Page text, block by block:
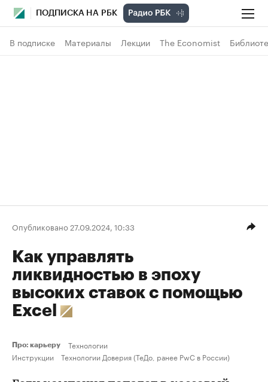
ПОДПИСКА НА РБК
В подписке Материалы Лекции The Economist
Опубликовано 27.09.2024, 10:33
Как управлять
ликвидностью в эпоху
высоких ставок с помощью
Excel
Про: карьеру
Технологии
Инструкции
Технологии Доверия (ТеДо, ранее PwC в России)